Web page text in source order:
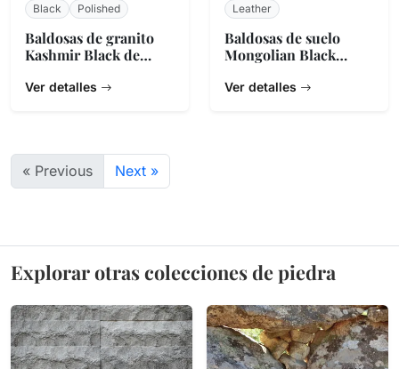
Black
Polished
Baldosas de granito
Kashmir Black de
Ver detalles
Leather
Baldosas de suelo
Mongolian Black
Ver detalles
« Previous Next »
Explorar otras colecciones de piedra